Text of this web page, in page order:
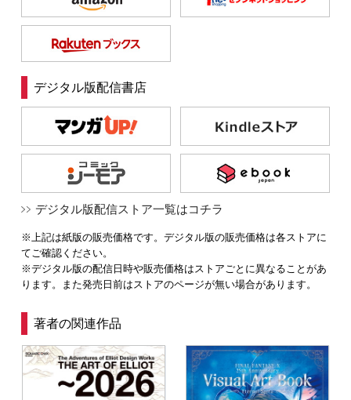
デジタル版配信書店
デジタル版配信ストア一覧はコチラ
※上記は紙版の販売価格です。デジタル版の販売価格は各ストアに
てご確認ください。
※デジタル版の配信日時や販売価格はストアごとに異なることがあ
ります。また発売日前はストアのページが無い場合があります。
著者の関連作品